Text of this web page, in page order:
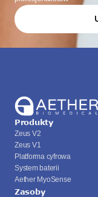
Produkty
Zeus V2
Zeus V1
Platforma cyfrowa
System baterii
Aether MyoSense
Zasoby